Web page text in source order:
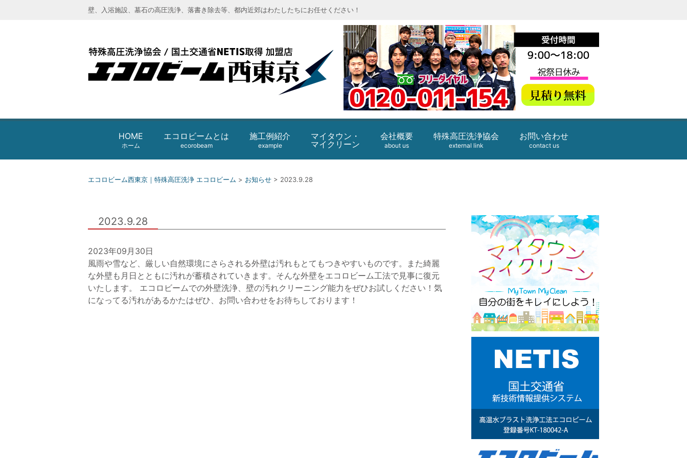
壁、入浴施設、墓石の高圧洗浄、落書き除去等、都内近郊はわたしたちにお任せください！
HOME
ホーム
エコロビームとは
ecorobeam
施工例紹介
example
マイタウン・
マイクリーン
会社概要
about us
特殊高圧洗浄協会
external link
お問い合わせ
contact us
エコロビーム西東京｜特殊高圧洗浄 エコロビーム > お知らせ > 2023.9.28
2023.9.28
2023年09月30日
風雨や雪など、厳しい自然環境にさらされる外壁は汚れもとてもつきやすいものです。また綺麗
な外壁も月日とともに汚れが蓄積されていきます。そんな外壁をエコロビーム工法で見事に復元
いたします。 エコロビームでの外壁洗浄、壁の汚れクリーニング能力をぜひお試しください！気
になってる汚れがあるかたはぜひ、お問い合わせをお待ちしております！